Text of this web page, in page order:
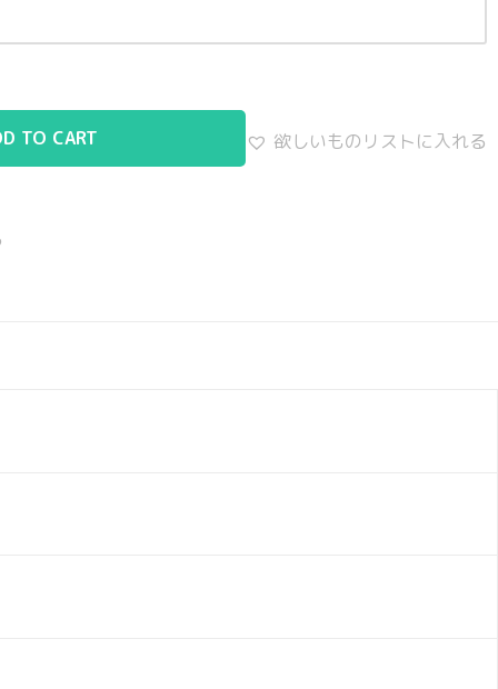
TO CART 欲しいものリストに入れる